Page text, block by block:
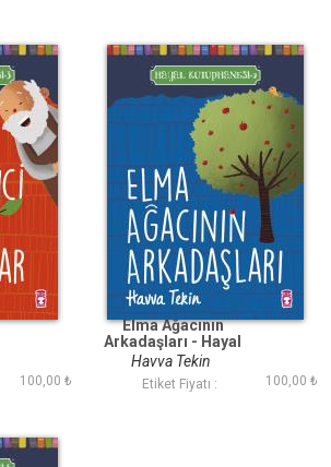
100,00 ₺
Elma Ağacının
Arkadaşları - Hayal
Kütüphanesi 2
Havva Tekin
Etiket Fiyatı : 100,00 ₺